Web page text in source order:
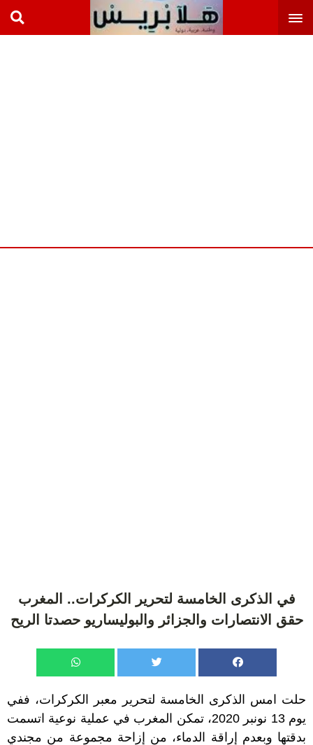
في الذكرى الخامسة لتحرير الكركرات.. المغرب
حقق الانتصارات والجزائر والبوليساريو حصدتا الريح
حلت امس الذكرى الخامسة لتحرير معبر الكركرات، ففي
يوم 13 نونبر 2020، تمكن المغرب في عملية نوعية اتسمت
بدقتها وبعدم إراقة الدماء، من إزاحة مجموعة من مجندي